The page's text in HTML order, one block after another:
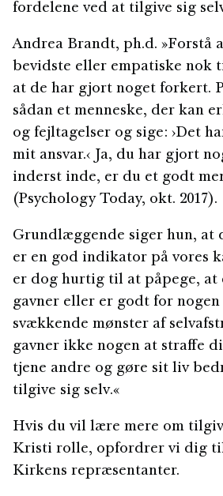
fordelene ved at tilgive sig
Andrea Brandt, ph.d. »Forstå
bevidste eller empatiske nok
at de har gjort noget forkert.
sådan et menneske, der kan
og fejltagelser og sige: ›Det
mit ansvar.‹ Ja, du har gjort
inderst inde, er du et godt
(Psychology Today, okt. 2017).
Grundlæggende siger hun, at
er en god indikator på vores
er dog hurtig til at påpege, at
gavner eller er godt for
svækkende mønster af
gavner ikke nogen at straffe
tjene andre og gøre sit liv
tilgive sig selv.«
Hvis du vil lære mere om
Kristi rolle, opfordrer vi dig
Kirkens repræsentanter.